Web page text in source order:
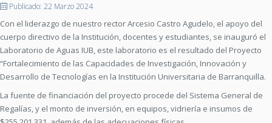
Publicado: 22 Marzo 2024
Con el liderazgo de nuestro rector Arcesio Castro Agudelo, el apoyo del
cuerpo directivo de la Institución, docentes y estudiantes, se inauguró el
Laboratorio de Aguas IUB, este laboratorio es el resultado del Proyecto
“Fortalecimiento de las Capacidades de Investigación, Innovación y
Desarrollo de Tecnologías en la Institución Universitaria de Barranquilla.
La fuente de financiación del proyecto procede del Sistema General de
Regalías, y el monto de inversión, en equipos, vidriería e insumos de